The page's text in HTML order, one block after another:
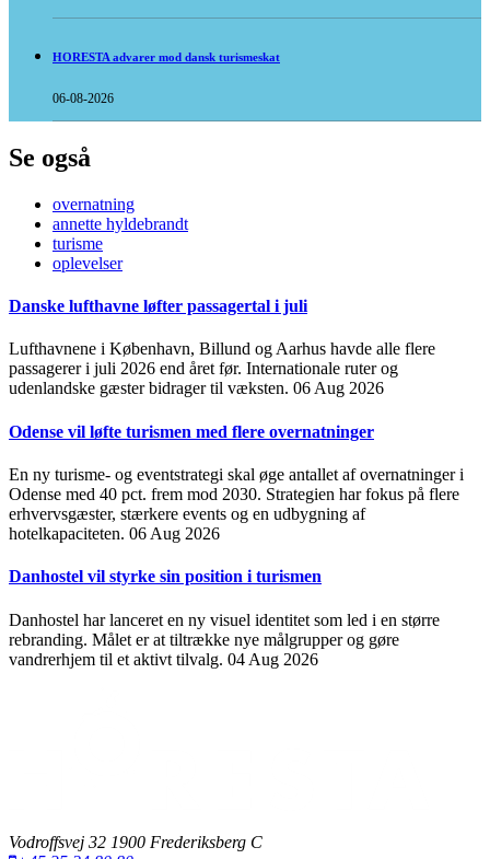
HORESTA advarer mod dansk turismeskat
06-08-2026
Se også
overnatning
annette hyldebrandt
turisme
oplevelser
Danske lufthavne løfter passagertal i juli
Lufthavnene i København, Billund og Aarhus havde alle flere
passagerer i juli 2026 end året før. Internationale ruter og
udenlandske gæster bidrager til væksten. 06 Aug 2026
Odense vil løfte turismen med flere overnatninger
En ny turisme- og eventstrategi skal øge antallet af overnatninger i
Odense med 40 pct. frem mod 2030. Strategien har fokus på flere
erhvervsgæster, stærkere events og en udbygning af
hotelkapaciteten. 06 Aug 2026
Danhostel vil styrke sin position i turismen
Danhostel har lanceret en ny visuel identitet som led i en større
rebranding. Målet er at tiltrække nye målgrupper og gøre
vandrerhjem til et aktivt tilvalg. 04 Aug 2026
Vodroffsvej 32 1900 Frederiksberg C